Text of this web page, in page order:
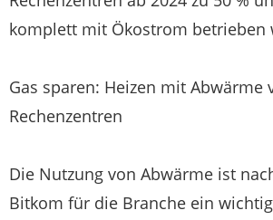
komplett mit Ökostrom betrieben
Gas sparen: Heizen mit Abwärme
Rechenzentren
Die Nutzung von Abwärme ist
Bitkom für die Branche ein